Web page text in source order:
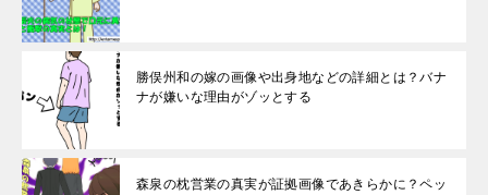
勝俣州和の嫁の画像や出身地などの詳細とは？バナ
ナが嫌いな理由がゾッとする
森泉の枕営業の真実が証拠画像であきらかに？ペッ